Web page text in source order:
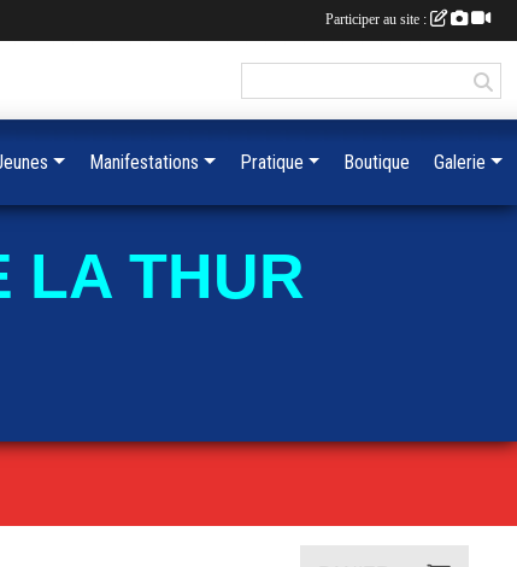
LA THUR
Manifestations Pratique Boutique Galerie
Participer au site :